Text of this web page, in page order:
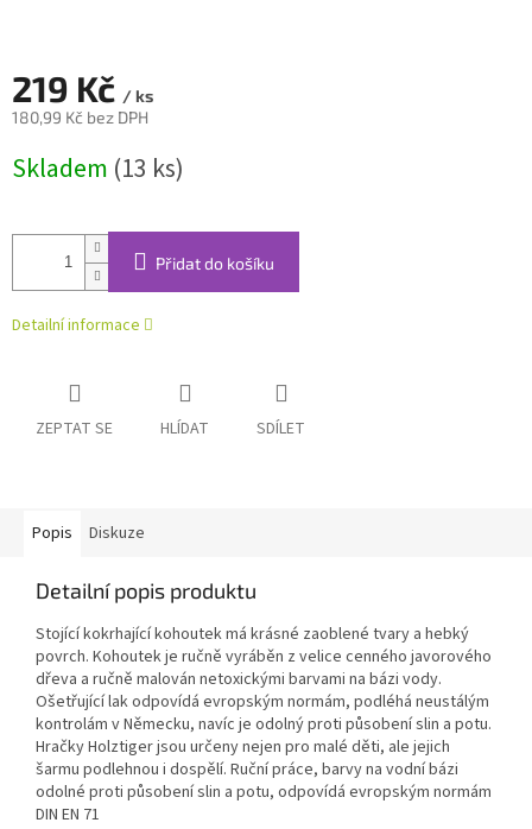
219 Kč / ks
180,99 Kč bez DPH
cena:
Skladem (13 ks)
Přidat do košíku
Detailní informace
ZEPTAT SE HLÍDAT SDÍLET
Popis Diskuze
Detailní popis produktu
Stojící kokrhající kohoutek má krásné zaoblené tvary a hebký
povrch. Kohoutek je ručně vyráběn z velice cenného javorového
dřeva a ručně malován netoxickými barvami na bázi vody.
Ošetřující lak odpovídá evropským normám, podléhá neustálým
kontrolám v Německu, navíc je odolný proti působení slin a potu.
Hračky Holztiger jsou určeny nejen pro malé děti, ale jejich
šarmu podlehnou i dospělí. Ruční práce, barvy na vodní bázi
odolné proti působení slin a potu, odpovídá evropským normám
DIN EN 71